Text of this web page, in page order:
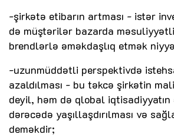
-şirkətə etibarın artması - istər
də müştərilər bazarda məsuliyyətli
brendlərlə əməkdaşlıq etmək
-uzunmüddətli perspektivdə
azaldılması - bu təkcə şirkətin
deyil, həm də qlobal
dərəcədə yaşıllaşdırılması və
deməkdir;